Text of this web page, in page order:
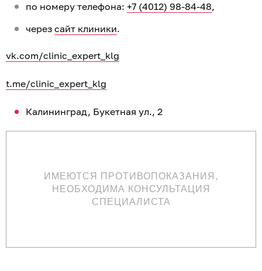
по номеру телефона: +7 (4012) 98-84-48,
через сайт клиники.
vk.com/clinic_expert_klg
t.me/clinic_expert_klg
Калининград, Букетная ул., 2
ИМЕЮТСЯ ПРОТИВОПОКАЗАНИЯ,
НЕОБХОДИМА КОНСУЛЬТАЦИЯ
СПЕЦИАЛИСТА